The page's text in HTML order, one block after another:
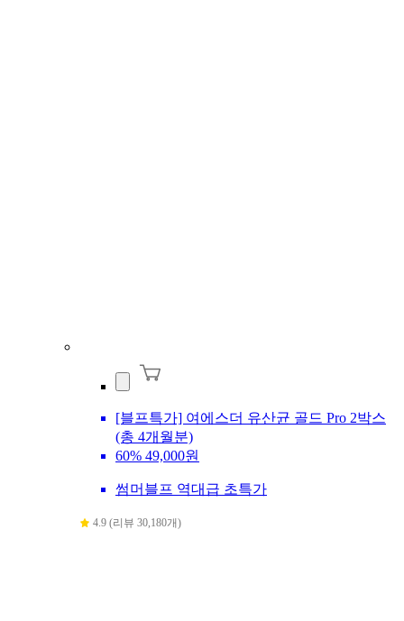
[블프특가] 여에스더 유산균 골드 Pro 2박스
(총 4개월분)
60% 49,000원
썸머블프 역대급 초특가
4.9 (리뷰 30,180개)